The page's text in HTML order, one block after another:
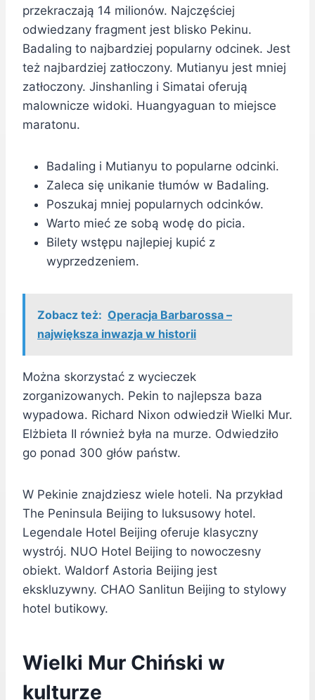
przekraczają 14 milionów. Najczęściej
odwiedzany fragment jest blisko Pekinu.
Badaling to najbardziej popularny odcinek. Jest
też najbardziej zatłoczony. Mutianyu jest mniej
zatłoczony. Jinshanling i Simatai oferują
malownicze widoki. Huangyaguan to miejsce
maratonu.
Badaling i Mutianyu to popularne odcinki.
Zaleca się unikanie tłumów w Badaling.
Poszukaj mniej popularnych odcinków.
Warto mieć ze sobą wodę do picia.
Bilety wstępu najlepiej kupić z
wyprzedzeniem.
Zobacz też: Operacja Barbarossa –
największa inwazja w historii
Można skorzystać z wycieczek
zorganizowanych. Pekin to najlepsza baza
wypadowa. Richard Nixon odwiedził Wielki Mur.
Elżbieta II również była na murze. Odwiedziło
go ponad 300 głów państw.
W Pekinie znajdziesz wiele hoteli. Na przykład
The Peninsula Beijing to luksusowy hotel.
Legendale Hotel Beijing oferuje klasyczny
wystrój. NUO Hotel Beijing to nowoczesny
obiekt. Waldorf Astoria Beijing jest
ekskluzywny. CHAO Sanlitun Beijing to stylowy
hotel butikowy.
Wielki Mur Chiński w
kulturze